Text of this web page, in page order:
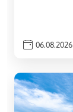
06.08.2026